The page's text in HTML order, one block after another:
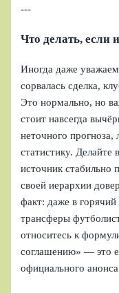
---
Что делать, если
Иногда даже
сорвалась сделка,
Это нормально, но
стоит навсегда
неточного
статистику. Делайте
источник стабильно
своей иерархии
факт: даже в горячий
трансферы
относитесь к
соглашению» — это
официального